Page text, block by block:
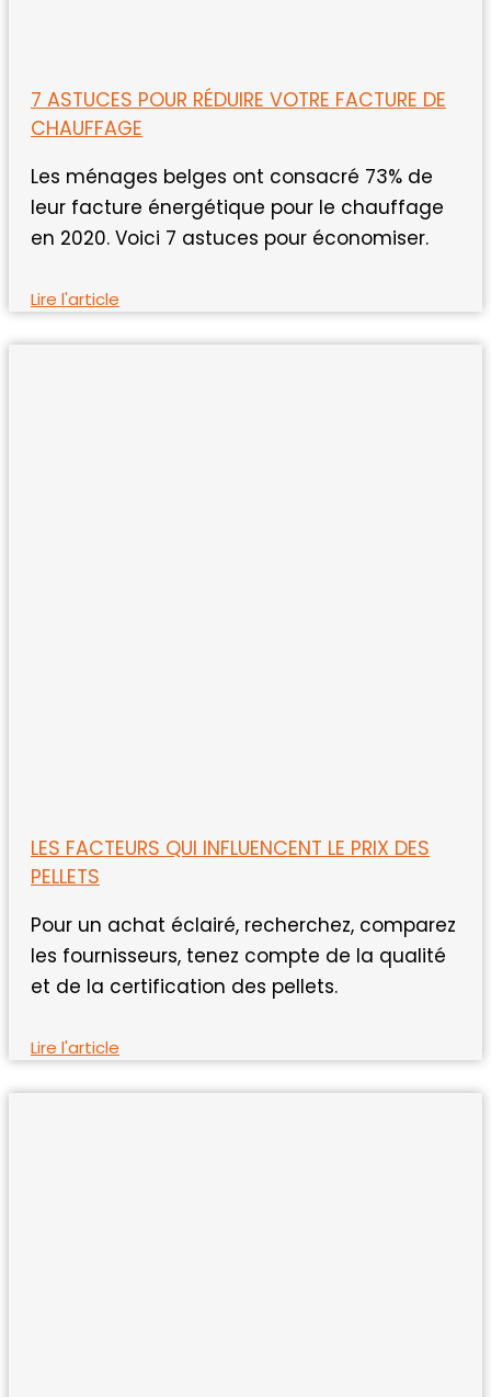
7 ASTUCES POUR RÉDUIRE VOTRE FACTURE DE
CHAUFFAGE
Les ménages belges ont consacré 73% de
leur facture énergétique pour le chauffage
en 2020. Voici 7 astuces pour économiser.
Lire l'article
LES FACTEURS QUI INFLUENCENT LE PRIX DES
PELLETS
Pour un achat éclairé, recherchez, comparez
les fournisseurs, tenez compte de la qualité
et de la certification des pellets.
Lire l'article